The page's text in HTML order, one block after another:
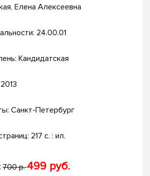
Елена Алексеевна
24.00.01
Кандидатская
2013
Санкт-Петербург
217 с. : ил.
700 р.499 руб.